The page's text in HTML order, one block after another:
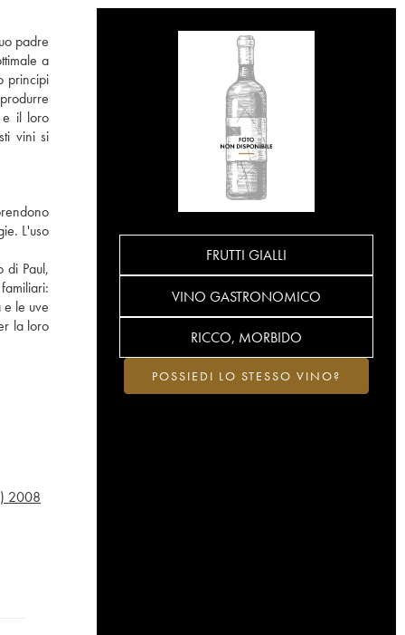
padre
a
principi
e il loro
vini si
L'uso
di Paul,
le uve
la loro
FRUTTI GIALLI
VINO GASTRONOMICO
RICCO, MORBIDO
POSSIEDI LO STESSO VINO?
2008